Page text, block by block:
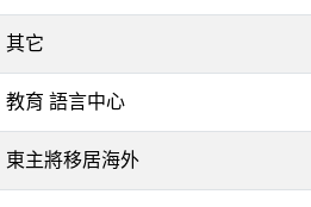
其它
教育 語言中心
東主將移居海外